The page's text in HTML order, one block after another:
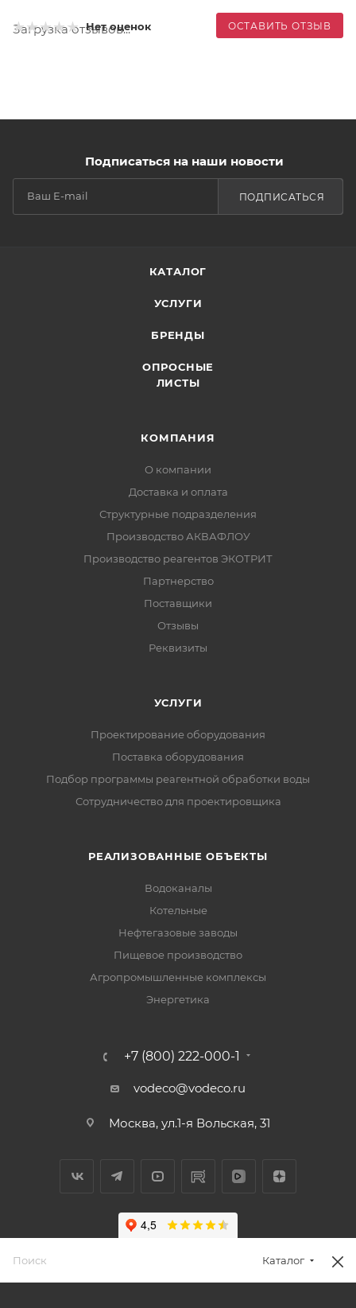
Нет оценок ОСТАВИТЬ ОТЗЫВ
Загрузка отзывов...
Подписаться на наши новости
ПОДПИСАТЬСЯ
КАТАЛОГ
УСЛУГИ
БРЕНДЫ
ОПРОСНЫЕ
ЛИСТЫ
КОМПАНИЯ
О компании
Доставка и оплата
Структурные подразделения
Производство АКВАФЛОУ
Производство реагентов ЭКОТРИТ
Партнерство
Поставщики
Отзывы
Реквизиты
УСЛУГИ
Проектирование оборудования
Поставка оборудования
Подбор программы реагентной обработки воды
Сотрудничество для проектировщика
РЕАЛИЗОВАННЫЕ ОБЪЕКТЫ
Водоканалы
Котельные
Нефтегазовые заводы
Пищевое производство
Агропромышленные комплексы
Энергетика
+7 (800) 222-000-1
vodeco@vodeco.ru
Москва, ул.1-я Вольская, 31
Каталог